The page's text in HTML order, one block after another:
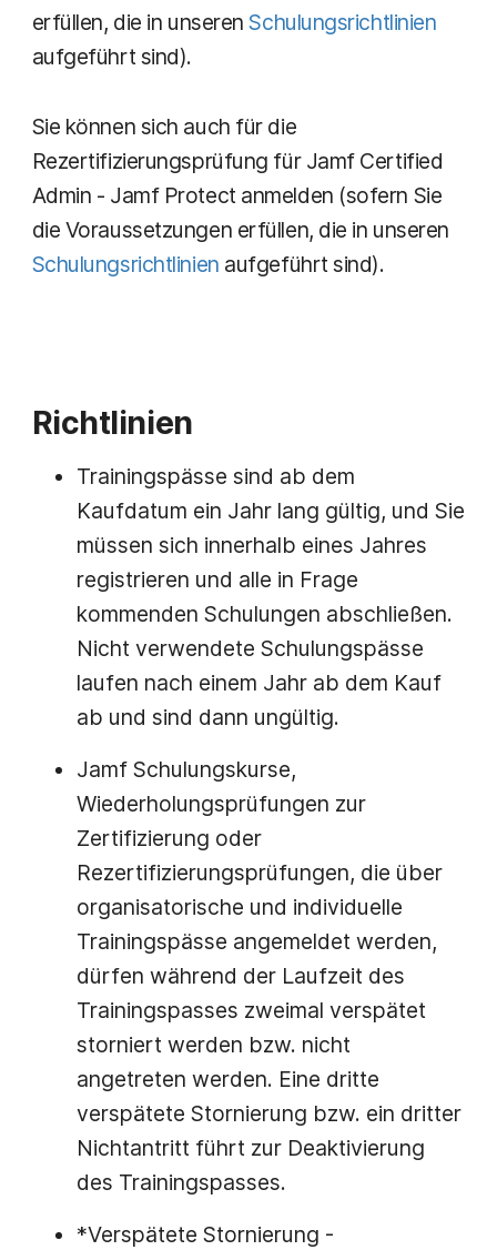
erfüllen, die in unserenSchulungsrichtlinien
aufgeführt sind).
Sie können sich auch für die
Rezertifizierungsprüfung für Jamf Certified
Admin - Jamf Protect anmelden (sofern Sie
die Voraussetzungen erfüllen, die in unseren
Schulungsrichtlinien aufgeführt sind).
Richtlinien
Trainingspässe sind ab dem
Kaufdatum ein Jahr lang gültig, und Sie
müssen sich innerhalb eines Jahres
registrieren und alle in Frage
kommenden Schulungen abschließen.
Nicht verwendete Schulungspässe
laufen nach einem Jahr ab dem Kauf
ab und sind dann ungültig.
Jamf Schulungskurse,
Wiederholungsprüfungen zur
Zertifizierung oder
Rezertifizierungsprüfungen, die über
organisatorische und individuelle
Trainingspässe angemeldet werden,
dürfen während der Laufzeit des
Trainingspasses zweimal verspätet
storniert werden bzw. nicht
angetreten werden. Eine dritte
verspätete Stornierung bzw. ein dritter
Nichtantritt führt zur Deaktivierung
des Trainingspasses.
*Verspätete Stornierung -